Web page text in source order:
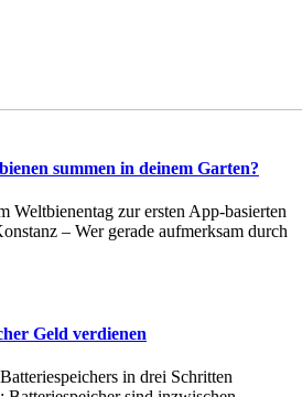
summen in deinem Garten?
Weltbienentag zur ersten App-basierten
– Wer gerade aufmerksam durch
Geld verdienen
in drei Schritten